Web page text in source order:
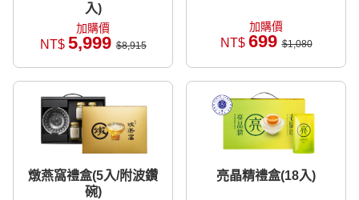
入)
加購價
NT$ 5,999$8,915
加購價
NT$ 699$1,080
燉燕窩禮盒(5入/附波鑽
碗)
亮晶精禮盒(18入)